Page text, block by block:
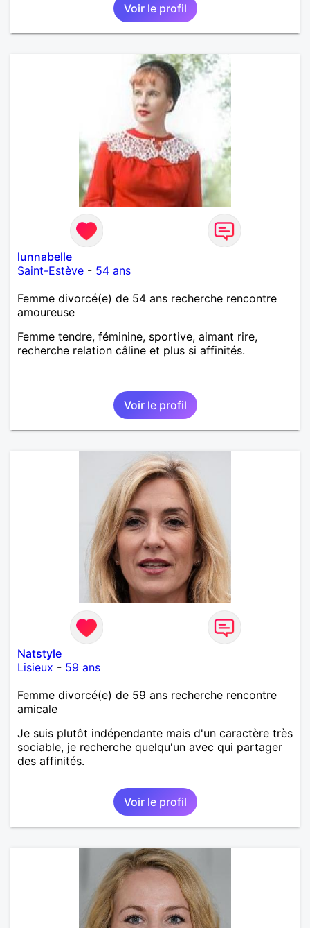
Voir le profil
lunnabelle
Saint-Estève - 54 ans
Femme divorcé(e) de 54 ans recherche rencontre
amoureuse
Femme tendre, féminine, sportive, aimant rire,
recherche relation câline et plus si affinités.
Voir le profil
Natstyle
Lisieux - 59 ans
Femme divorcé(e) de 59 ans recherche rencontre
amicale
Je suis plutôt indépendante mais d'un caractère très
sociable, je recherche quelqu'un avec qui partager
des affinités.
Voir le profil